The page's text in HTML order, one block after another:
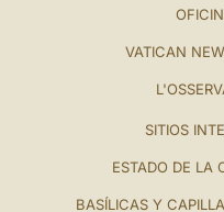
VATICAN
SITIOS
ESTADO DE LA
BASÍLICAS Y